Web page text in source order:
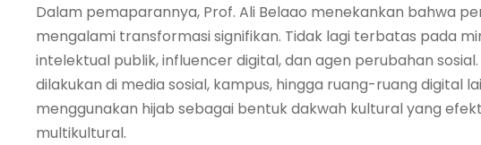
Dalam pemaparannya, Prof. Ali Belaao menekankan bahwa
mengalami transformasi signifikan. Tidak lagi terbatas pada
intelektual publik, influencer digital, dan agen perubahan
dilakukan di media sosial, kampus, hingga ruang-ruang digital
menggunakan hijab sebagai bentuk dakwah kultural yang
multikultural.